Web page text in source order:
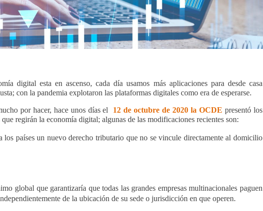
digital esta en ascenso, cada día usamos más aplicaciones para desde casa
con la pandemia explotaron las plataformas digitales como era de esperarse.
por hacer, hace unos días el 12 de octubre de 2020 la OCDE presentó los
regirán la economía digital; algunas de las modificaciones recientes son:
los países un nuevo derecho tributario que no se vincule directamente al domicilio
global que garantizaría que todas las grandes empresas multinacionales paguen
de la ubicación de su sede o jurisdicción en que operen.